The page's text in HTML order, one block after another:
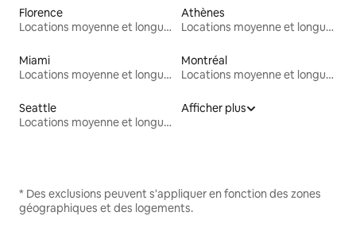
Florence
Locations moyenne et longue durée
Athènes
Locations moyenne et longue durée
Miami
Locations moyenne et longue durée
Montréal
Locations moyenne et longue durée
Seattle
Locations moyenne et longue durée
Afficher plus
* Des exclusions peuvent s'appliquer en fonction des zones
géographiques et des logements.